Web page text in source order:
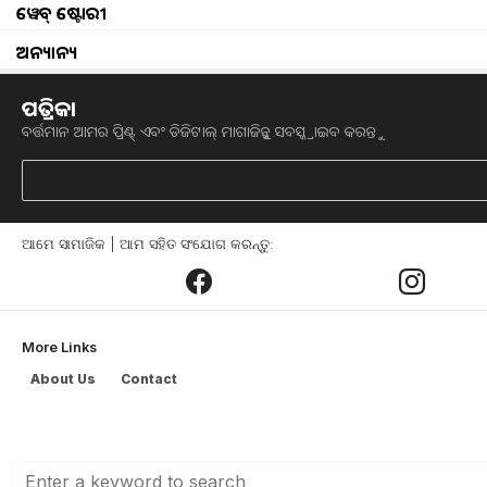
ୱେବ୍ ଷ୍ଟୋରୀ
ଅନ୍ୟାନ୍ୟ
ପତ୍ରିକା
ବର୍ତ୍ତମାନ ଆମର ପ୍ରିଣ୍ଟ୍ ଏବଂ ଡିଜିଟାଲ୍ ମାଗାଜିନ୍କୁ ସବସ୍କ୍ରାଇବ କରନ୍ତୁ
ଆମେ ସାମାଜିକ | ଆମ ସହିତ ସଂଯୋଗ କରନ୍ତୁ:
More Links
About Us
Contact
drone spraying sops for
କେନ୍ଦ୍ର ସରକାରଙ୍କ ପକ୍ଷରୁ ନିକଟରେ
ଅନୁମତିର ବିଜ୍ଞପ୍ତି ନୂତନ ଟେକ୍ନୋଲୋଜୀକୁ
କୀଟନାଶକର ଡ୍ରୋନ ସ୍ପ୍ରେର ବ୍ୟବସାୟୀକରଣ
ରୂପେ ପ୍ରୟୋଗ କରିଛନ୍ତି ସରକାର ।